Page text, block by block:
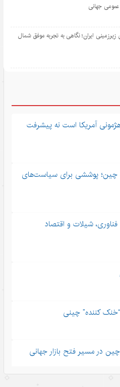
جهانی
ایران؛ نگاهی به تجربه موفق شمال
آمریکا است نه پیشرفت
چین؛ پوششی برای سیاست‌های
شیلات و اقتصاد
“خنک کننده” چینی
در مسیر فتح بازار جهانی